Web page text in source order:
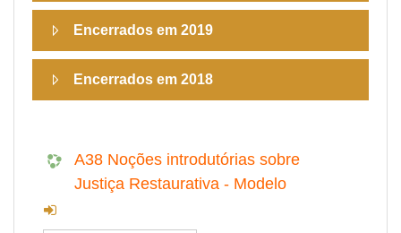
Encerrados em 2019
Encerrados em 2018
A38 Noções introdutórias sobre
Justiça Restaurativa - Modelo